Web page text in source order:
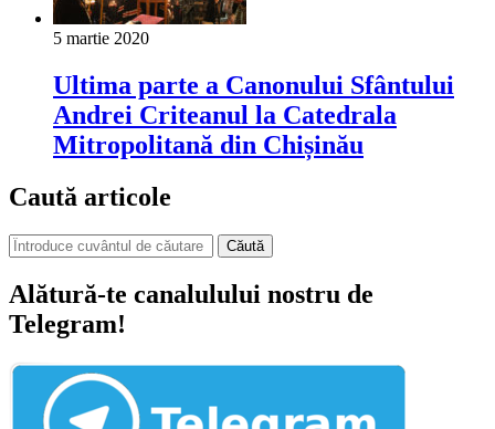
5 martie 2020
Ultima parte a Canonului Sfântului
Andrei Criteanul la Catedrala
Mitropolitană din Chișinău
Caută articole
Căută
Alătură-te canalulului nostru de
Telegram!